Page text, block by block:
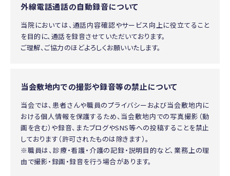
外線電話通話の自動録音について
当院においては、通話内容確認やサービス向上に役立てること
を目的に、通話を録音させていただいております。
ご理解、ご協力のほどよろしくお願いいたします。
当会敷地内での撮影や録音等の禁止について
当会では、患者さんや職員のプライバシーおよび当会敷地内に
おける個人情報を保護するため、当会敷地内での写真撮影（動
画を含む）や録音、またブログやSNS等への投稿することを禁止
しております（許可されたものは除きます）。
※職員は、診療・看護・介護の記録・説明目的など、業務上の理
由で撮影・録画・録音を行う場合があります。